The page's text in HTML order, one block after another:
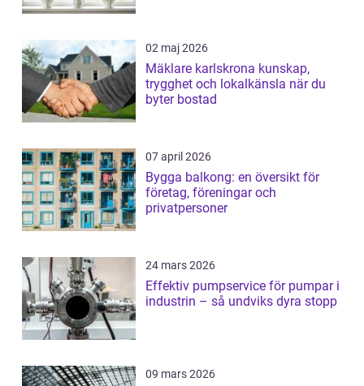
02 maj 2026
Mäklare karlskrona kunskap,
trygghet och lokalkänsla när du
byter bostad
07 april 2026
Bygga balkong: en översikt för
företag, föreningar och
privatpersoner
24 mars 2026
Effektiv pumpservice för pumpar i
industrin – så undviks dyra stopp
09 mars 2026